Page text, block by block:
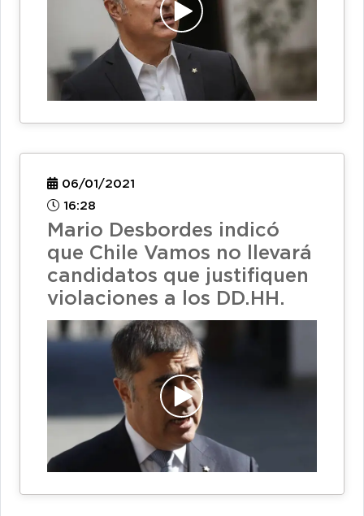
06/01/2021
16:28
Mario Desbordes indicó
que Chile Vamos no llevará
candidatos que justifiquen
violaciones a los DD.HH.